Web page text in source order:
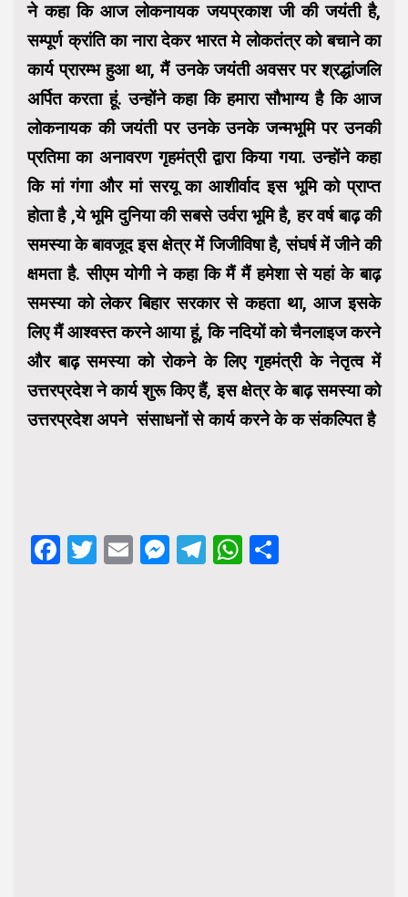
ने कहा कि आज लोकनायक जयप्रकाश जी की जयंती है,
सम्पूर्ण क्रांति का नारा देकर भारत मे लोकतंत्र को बचाने का
कार्य प्रारम्भ हुआ था, मैं उनके जयंती अवसर पर श्रद्धांजलि
अर्पित करता हूं. उन्होंने कहा कि हमारा सौभाग्य है कि आज
लोकनायक की जयंती पर उनके उनके जन्मभूमि पर उनकी
प्रतिमा का अनावरण गृहमंत्री द्वारा किया गया. उन्होंने कहा
कि मां गंगा और मां सरयू का आशीर्वाद इस भूमि को प्राप्त
होता है ,ये भूमि दुनिया की सबसे उर्वरा भूमि है, हर वर्ष बाढ़ की
समस्या के बावजूद इस क्षेत्र में जिजीविषा है, संघर्ष में जीने की
क्षमता है. सीएम योगी ने कहा कि मैं मैं हमेशा से यहां के बाढ़
समस्या को लेकर बिहार सरकार से कहता था, आज इसके
लिए मैं आश्वस्त करने आया हूं, कि नदियों को चैनलाइज करने
और बाढ़ समस्या को रोकने के लिए गृहमंत्री के नेतृत्व में
उत्तरप्रदेश ने कार्य शुरू किए हैं, इस क्षेत्र के बाढ़ समस्या को
उत्तरप्रदेश अपने संसाधनों से कार्य करने के क संकल्पित है
Facebook
Twitter
EmailMessenger
Telegram
WhatsApp